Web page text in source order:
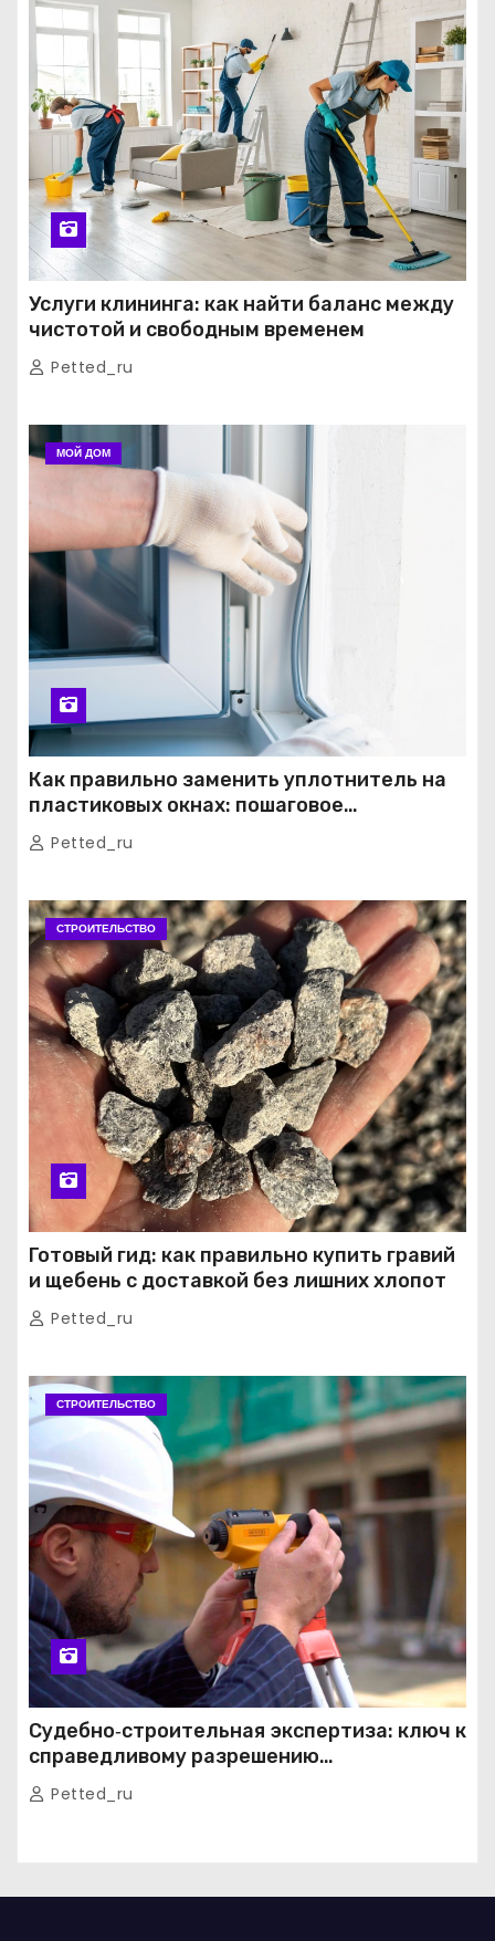
Услуги клининга: как найти баланс между
чистотой и свободным временем
Petted_ru
МОЙ ДОМ
Как правильно заменить уплотнитель на
пластиковых окнах: пошаговое
руководство от экспертов
Petted_ru
СТРОИТЕЛЬСТВО
Готовый гид: как правильно купить гравий
и щебень с доставкой без лишних хлопот
Petted_ru
СТРОИТЕЛЬСТВО
Судебно‑строительная экспертиза: ключ к
справедливому разрешению
строительных споров
Petted_ru